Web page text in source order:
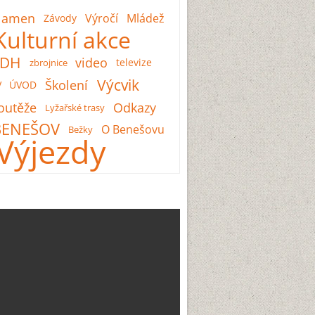
Závody Výročí Mládež
akce
zbrojnice video
televize
ÚVOD Školení Výcvik
Lyžařské trasy Odkazy
Bežky O Benešovu